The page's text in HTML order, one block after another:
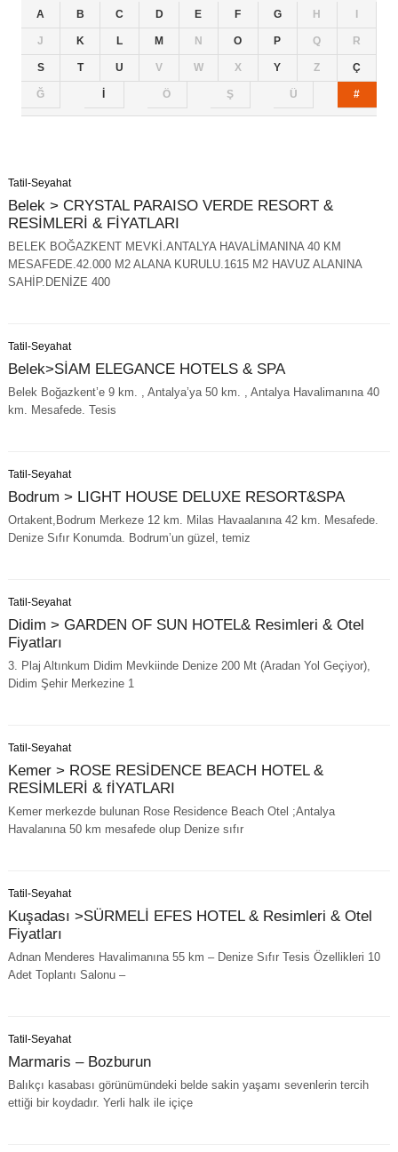
A B C D E F G H
J K L M N O P Q R
S T U V W X Y Z Ç
Ğ Ö Ş Ü #
Tatil-Seyahat
Belek > CRYSTAL PARAISO VERDE RESORT &
RESİMLERİ & FİYATLARI
BELEK BOĞAZKENT MEVKİ.ANTALYA HAVALİMANINA 40 KM
MESAFEDE.42.000 M2 ALANA KURULU.1615 M2 HAVUZ ALANINA
SAHİP.DENİZE 400
Tatil-Seyahat
Belek>SİAM ELEGANCE HOTELS & SPA
Belek Boğazkent’e 9 km. , Antalya’ya 50 km. , Antalya Havalimanına 40
km. Mesafede. Tesis
Tatil-Seyahat
Bodrum > LIGHT HOUSE DELUXE RESORT&SPA
Ortakent,Bodrum Merkeze 12 km. Milas Havaalanına 42 km. Mesafede.
Denize Sıfır Konumda. Bodrum’un güzel, temiz
Tatil-Seyahat
Didim > GARDEN OF SUN HOTEL& Resimleri & Otel
Fiyatları
3. Plaj Altınkum Didim Mevkiinde Denize 200 Mt (Aradan Yol Geçiyor),
Didim Şehir Merkezine 1
Tatil-Seyahat
Kemer > ROSE RESİDENCE BEACH HOTEL &
RESİMLERİ & fİYATLARI
Kemer merkezde bulunan Rose Residence Beach Otel ;Antalya
Havalanına 50 km mesafede olup Denize sıfır
Tatil-Seyahat
Kuşadası >SÜRMELİ EFES HOTEL & Resimleri & Otel
Fiyatları
Adnan Menderes Havalimanına 55 km – Denize Sıfır Tesis Özellikleri 10
Adet Toplantı Salonu –
Tatil-Seyahat
Marmaris – Bozburun
Balıkçı kasabası görünümündeki belde sakin yaşamı sevenlerin tercih
ettiği bir koydadır. Yerli halk ile içiçe